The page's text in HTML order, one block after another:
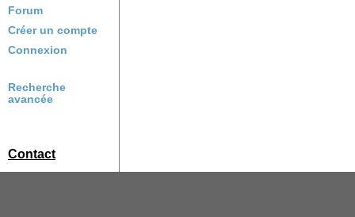
Forum
Créer un compte
Connexion
Recherche
avancée
Contact